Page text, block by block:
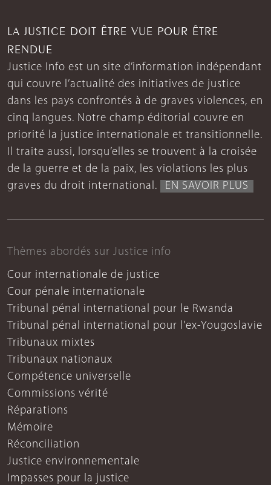
LA JUSTICE DOIT ÊTRE VUE POUR ÊTRE
RENDUE
Justice Info est un site d’information indépendant
qui couvre l’actualité des initiatives de justice
dans les pays confrontés à de graves violences, en
cinq langues. Notre champ éditorial couvre en
priorité la justice internationale et transitionnelle.
Il traite aussi, lorsqu’elles se trouvent à la croisée
de la guerre et de la paix, les violations les plus
graves du droit international.
EN SAVOIR PLUS
Thèmes abordés sur Justice info
Cour internationale de justice
Cour pénale internationale
Tribunal pénal international pour le Rwanda
Tribunal pénal international pour l'ex-Yougoslavie
Tribunaux mixtes
Tribunaux nationaux
Compétence universelle
Commissions vérité
Réparations
Mémoire
Réconciliation
Justice environnementale
Impasses pour la justice